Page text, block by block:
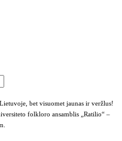
bet visuomet jaunas ir veržlus!
folkloro ansamblis „Ratilio“ –